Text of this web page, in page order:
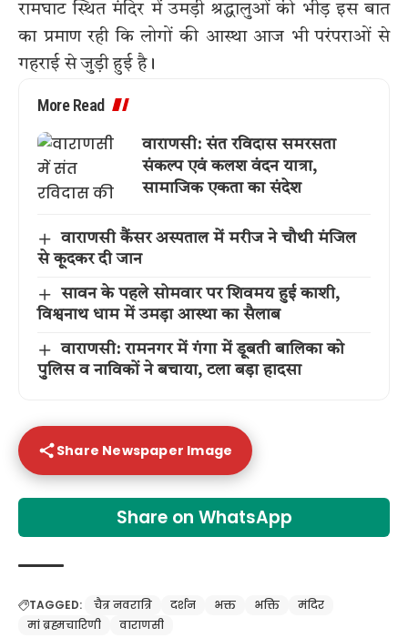
रामघाट स्थित मंदिर में उमड़ी श्रद्धालुओं की भीड़ इस बात
का प्रमाण रही कि लोगों की आस्था आज भी परंपराओं से
गहराई से जुड़ी हुई है।
More Read
वाराणसी: संत रविदास समरसता
संकल्प एवं कलश वंदन यात्रा,
सामाजिक एकता का संदेश
वाराणसी कैंसर अस्पताल में मरीज ने चौथी मंजिल
से कूदकर दी जान
सावन के पहले सोमवार पर शिवमय हुई काशी,
विश्वनाथ धाम में उमड़ा आस्था का सैलाब
वाराणसी: रामनगर में गंगा में डूबती बालिका को
पुलिस व नाविकों ने बचाया, टला बड़ा हादसा
Share Newspaper Image
Share on WhatsApp
TAGGED: चैत्र नवरात्रि दर्शन भक्त भक्ति
मंदिर
मां ब्रह्मचारिणी
वाराणसी